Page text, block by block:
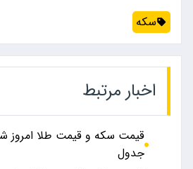
سکه
اخبار مرتبط
جدول